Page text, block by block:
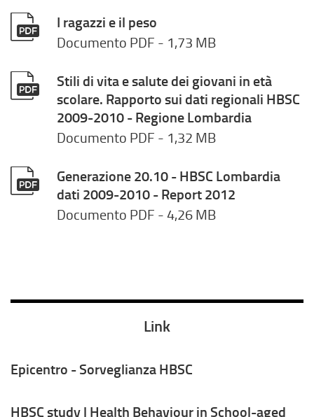
I ragazzi e il peso
Documento PDF - 1,73 MB
Stili di vita e salute dei giovani in età
scolare. Rapporto sui dati regionali HBSC
2009-2010 - Regione Lombardia
Documento PDF - 1,32 MB
Generazione 20.10 - HBSC Lombardia
dati 2009-2010 - Report 2012
Documento PDF - 4,26 MB
Link
Epicentro - Sorveglianza HBSC
HBSC study | Health Behaviour in School-aged